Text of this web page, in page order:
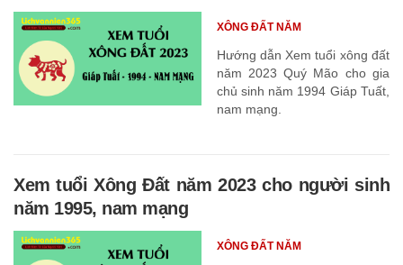
Hướng dẫn Xem tuổi xông đất
năm 2023 Quý Mão cho gia
chủ sinh năm 1994 Giáp Tuất,
nam mạng.
XÔNG ĐẤT NĂM
Xem tuổi Xông Đất năm 2023 cho người sinh
năm 1995, nam mạng
XÔNG ĐẤT NĂM